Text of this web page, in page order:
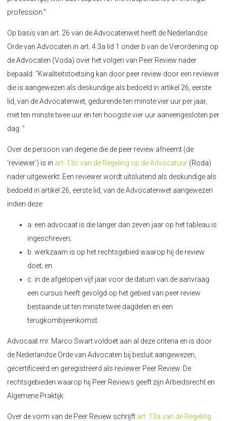
profession.”
Op basis van art. 26 van de Advocatenwet heeft de Nederlandse
Orde van Advocaten in art. 4.3a lid 1 onder b van de Verordening op
de Advocaten (Voda) over het volgen van Peer Review nader
bepaald: “Kwaliteitstoetsing kan door peer review door een reviewer
die is aangewezen als deskundige als bedoeld in artikel 26, eerste
lid, van de Advocatenwet, gedurende ten minste vier uur per jaar,
met ten minste twee uur en ten hoogste vier uur aaneengesloten per
dag. ”
Over de persoon van degene die de peer review afneemt (de
‘reviewer’) is in art. 13c van de Regeling op de Advocatuur (Roda)
nader uitgewerkt: Een reviewer wordt uitsluitend als deskundige als
bedoeld in artikel 26, eerste lid, van de Advocatenwet aangewezen
indien deze:
a. een advocaat is die langer dan zeven jaar op het tableau is
ingeschreven;
b. werkzaam is op het rechtsgebied waarop hij de review
doet; en
c. in de afgelopen vijf jaar voor de datum van de aanvraag
een cursus heeft gevolgd op het gebied van peer review
bestaande uit ten minste twee dagdelen en een
terugkombijeenkomst.
Advocaat mr. Marco Swart voldoet aan al deze criteria en is door
de Nederlandse Orde van Advocaten bij besluit aangewezen,
gecertificeerd en geregistreerd als reviewer Peer Review. De
rechtsgebieden waarop hij Peer Reviews geeft zijn Arbeidsrecht en
Algemene Praktijk.
Over de vorm van de Peer Review schrijft art. 13a van de Regeling